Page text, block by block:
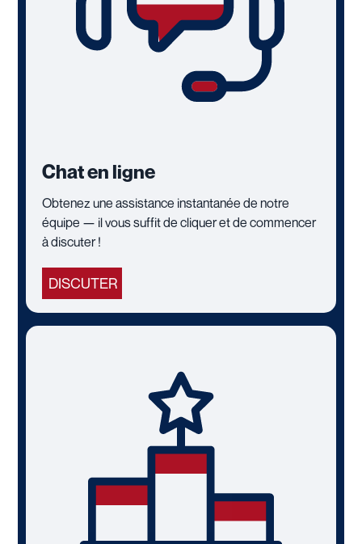
Chat en ligne
Obtenez une assistance instantanée de notre
équipe — il vous suffit de cliquer et de commencer
à discuter !
DISCUTER